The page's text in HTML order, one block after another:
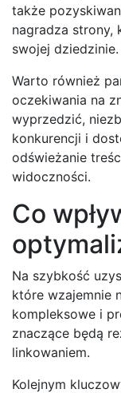
także
nagradza strony,
swojej dziedzinie.
Warto również
oczekiwania na
wyprzedzić,
konkurencji i
odświeżanie
widoczności.
Co
Na szybkość
które wzajemnie
kompleksowe i
znaczące będą
linkowaniem.
Kolejnym